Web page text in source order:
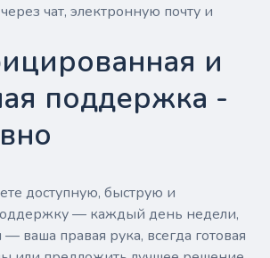
чат, электронную почту и
и
поддержка -
доступную, быструю и
— каждый день недели,
ваша правая рука, всегда готовая